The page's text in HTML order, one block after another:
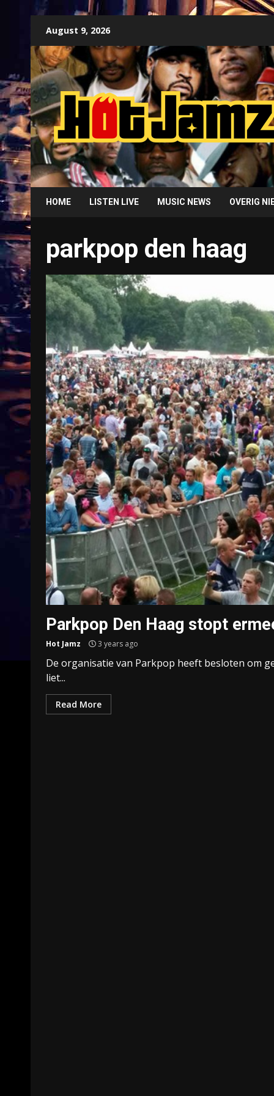
content
August 9, 2026
HOME LISTEN LIVE MUSIC NEWS OVERIG
parkpop den haag
Parkpop Den Haag stopt
Hot Jamz 3 years ago
De organisatie van Parkpop heeft besloten om
liet...
Read More
Treinkaartjes worden duurder,
abonnementen verdwijnen
9 months ago